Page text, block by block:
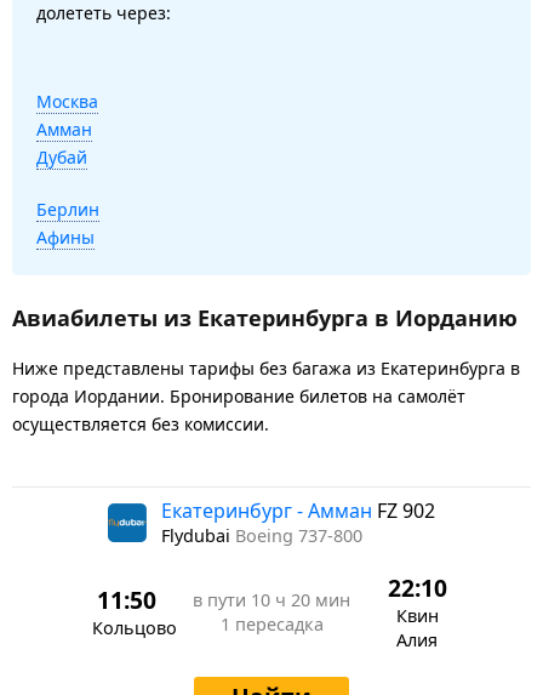
долететь через:
Москва
Амман
Дубай
Берлин
Афины
Авиабилеты из Екатеринбурга в Иорданию
Ниже представлены тарифы без багажа из Екатеринбурга в
города Иордании. Бронирование билетов на самолёт
осуществляется без комиссии.
Екатеринбург - Амман FZ 902
Flydubai Boeing 737-800
11:50
Кольцово
в пути 10 ч 20 мин
1 пересадка
22:10
Квин
Алия